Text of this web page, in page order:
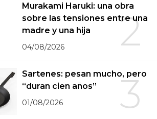
2
Murakami Haruki: una obra
sobre las tensiones entre una
madre y una hija
04/08/2026
3
Sartenes: pesan mucho, pero
“duran cien años”
01/08/2026